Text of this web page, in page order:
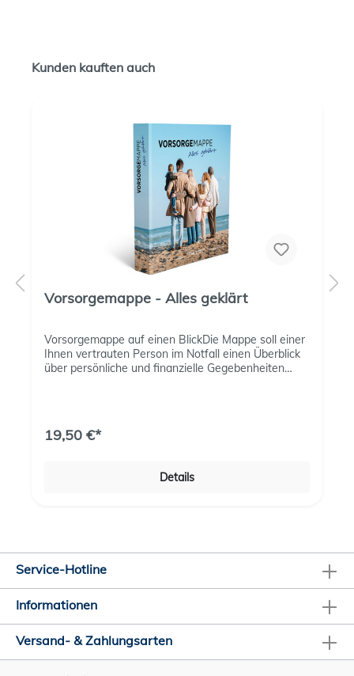
Kunden kauften auch
Vorsorgemappe - Alles geklärt
Vorsorgemappe auf einen BlickDie Mappe soll einer
Ihnen vertrauten Person im Notfall einen Überblick
über persönliche und finanzielle Gegebenheiten
VorsorgevollmachtOrganspendeausweisChecklisten
19,50 €*
Details
Service-Hotline
Informationen
Versand- & Zahlungsarten